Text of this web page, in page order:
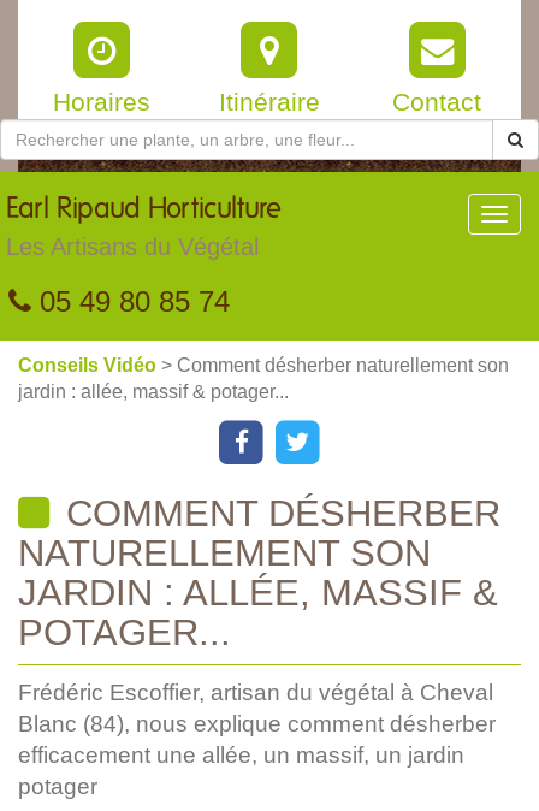
Horaires Itinéraire Contact
Earl Ripaud Horticulture
Les Artisans du Végétal
05 49 80 85 74
Conseils Vidéo > Comment désherber naturellement son
jardin : allée, massif & potager...
COMMENT DÉSHERBER
NATURELLEMENT SON
JARDIN : ALLÉE, MASSIF &
POTAGER...
Frédéric Escoffier, artisan du végétal à Cheval
Blanc (84), nous explique comment désherber
efficacement une allée, un massif, un jardin
potager